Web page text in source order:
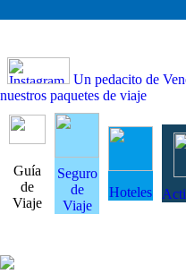
Un pedacito de
nuestros paquetes de viaje
Guía
de
Viaje
Seguro
de
Viaje
Hoteles